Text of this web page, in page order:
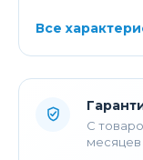
Все
С
месяцев